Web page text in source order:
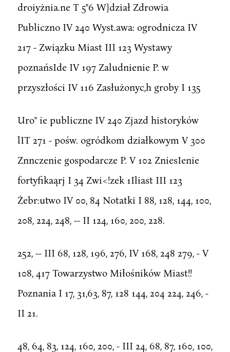
droiyżnia.ne T 5"6 W}dział Zdrowia
Publiczno IV 240 Wyst.awa: ogrodnicza IV
217 - Związku Miast III 123 Wystawy
poznańsIde IV 197 Zaludnienie P. w
przyszłości IV 116 Zasłużonyc,h groby I 135
Uro" ie publiczne IV 240 Zjazd historyków
lIT 271 - pośw. ogródkom działkowym V 300
Znnczenie gospodarcze P. V 102 ZniesIenie
fortyfikaąrj I 34 Zwi<!zek 1Iliast III 123
Żebr:utwo IV 00, 84 Notatki I 88, 128, 144, 100,
208, 224, 248, -- II 124, 160, 200, 228.
252, -- III 68, 128, 196, 276, IV 168, 248 279, - V
108, 417 Towarzystwo Miłośników Miast!!
Poznania I 17, 31,63, 87, 128 144, 204 224, 246, -
II 21.
48, 64, 83, 124, 160, 200, - III 24, 68, 87, 160, 100,